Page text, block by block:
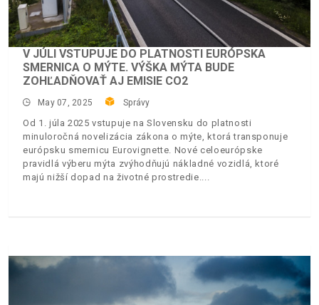
V JÚLI VSTUPUJE DO PLATNOSTI EURÓPSKA
SMERNICA O MÝTE. VÝŠKA MÝTA BUDE
ZOHĽADŇOVAŤ AJ EMISIE CO2
May 07, 2025 Správy
Od 1. júla 2025 vstupuje na Slovensku do platnosti
minuloročná novelizácia zákona o mýte, ktorá transponuje
európsku smernicu Eurovignette. Nové celoeurópske
pravidlá výberu mýta zvýhodňujú nákladné vozidlá, ktoré
majú nižší dopad na životné prostredie.